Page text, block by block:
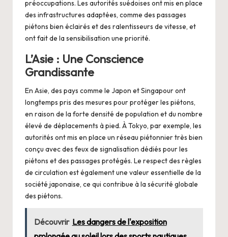
préoccupations. Les autorités suédoises ont mis en place
des infrastructures adaptées, comme des passages
piétons bien éclairés et des ralentisseurs de vitesse, et
ont fait de la sensibilisation une priorité.
L’Asie : Une Conscience
Grandissante
En Asie, des pays comme le Japon et Singapour ont
longtemps pris des mesures pour protéger les piétons,
en raison de la forte densité de population et du nombre
élevé de déplacements à pied. À Tokyo, par exemple, les
autorités ont mis en place un réseau piétonnier très bien
conçu avec des feux de signalisation dédiés pour les
piétons et des passages protégés. Le respect des règles
de circulation est également une valeur essentielle de la
société japonaise, ce qui contribue à la sécurité globale
des piétons.
Découvrir Les dangers de l'exposition